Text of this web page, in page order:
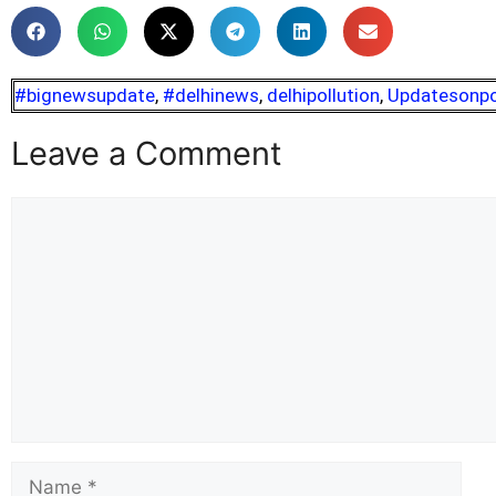
#bignewsupdate, #delhinews, delhipollution,
Leave a Comment